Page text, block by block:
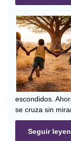
escondidos.
se cruza sin
Seguir